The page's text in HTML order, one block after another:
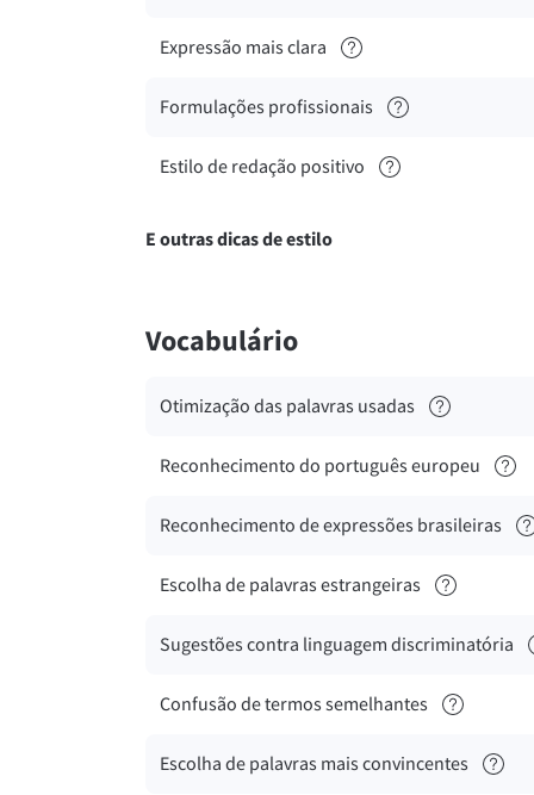
Expressão mais clara
Formulações profissionais
Estilo de redação positivo
E outras dicas de estilo
Vocabulário
Otimização das palavras usadas
Reconhecimento do português europeu
Reconhecimento de expressões brasileiras
Escolha de palavras estrangeiras
Sugestões contra linguagem discriminatória
Confusão de termos semelhantes
Escolha de palavras mais convincentes